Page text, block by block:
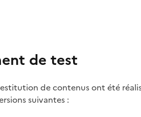
de test
de contenus ont été
suivantes :